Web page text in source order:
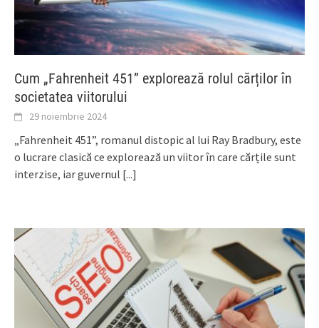
Cum „Fahrenheit 451” explorează rolul cărților în
societatea viitorului
29 noiembrie 2024
„Fahrenheit 451”, romanul distopic al lui Ray Bradbury, este
o lucrare clasică ce explorează un viitor în care cărțile sunt
interzise, iar guvernul [...]